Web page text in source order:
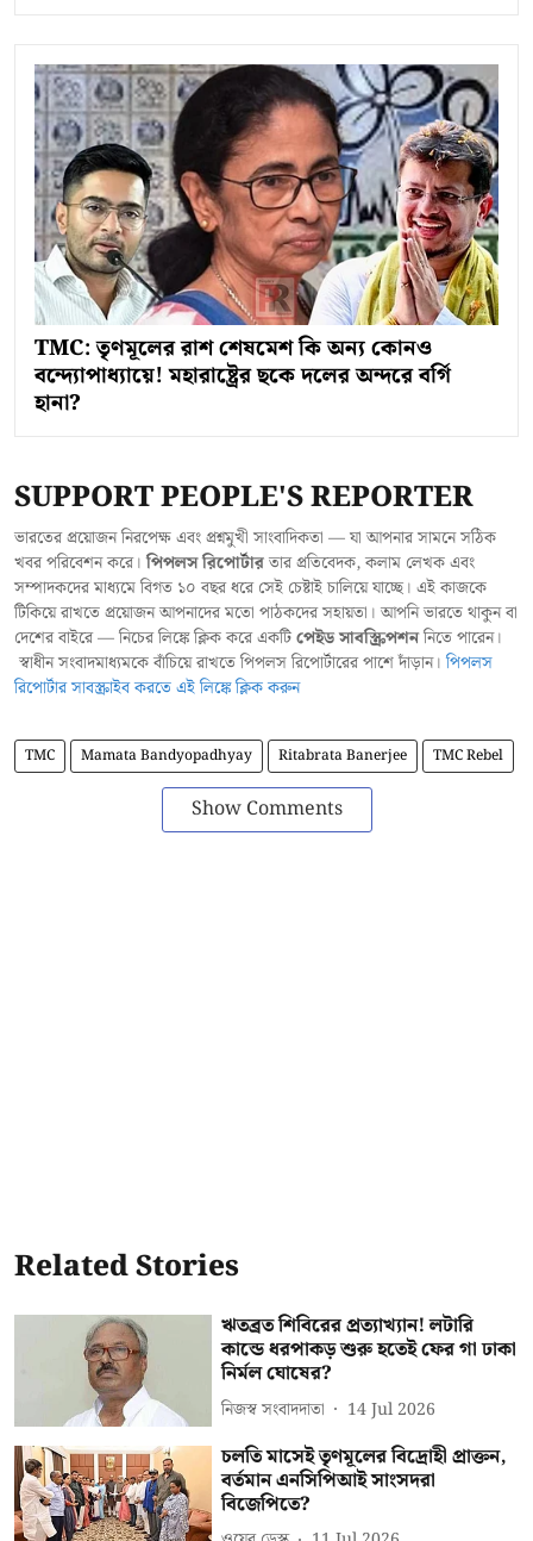
TMC: তৃণমূলের রাশ শেষমেশ কি অন্য কোনও
বন্দ্যোপাধ্যায়ে! মহারাষ্ট্রের ছকে দলের অন্দরে বর্গি
হানা?
SUPPORT PEOPLE'S REPORTER
ভারতের প্রয়োজন নিরপেক্ষ এবং প্রশ্নমুখী সাংবাদিকতা — যা আপনার সামনে সঠিক
খবর পরিবেশন করে।পিপলস রিপোর্টারতার প্রতিবেদক, কলাম লেখক এবং
সম্পাদকদের মাধ্যমে বিগত ১০ বছর ধরে সেই চেষ্টাই চালিয়ে যাচ্ছে। এই কাজকে
টিকিয়ে রাখতে প্রয়োজন আপনাদের মতো পাঠকদের সহায়তা। আপনি ভারতে থাকুন বা
দেশের বাইরে — নিচের লিঙ্কে ক্লিক করে একটিপেইড সাবস্ক্রিপশননিতে পারেন।
স্বাধীন সংবাদমাধ্যমকে বাঁচিয়ে রাখতে পিপলস রিপোর্টারের পাশে দাঁড়ান।পিপলস
রিপোর্টার সাবস্ক্রাইব করতে এই লিঙ্কে ক্লিক করুন
TMC Mamata Bandyopadhyay Ritabrata Banerjee TMC Rebel
Show Comments
Related Stories
ঋতব্রত শিবিরের প্রত্যাখ্যান! লটারি
কান্ডে ধরপাকড় শুরু হতেই ফের গা ঢাকা
নির্মল ঘোষের?
নিজস্ব সংবাদদাতা 14 Jul 2026
চলতি মাসেই তৃণমূলের বিদ্রোহী প্রাক্তন,
বর্তমান এনসিপিআই সাংসদরা
বিজেপিতে?